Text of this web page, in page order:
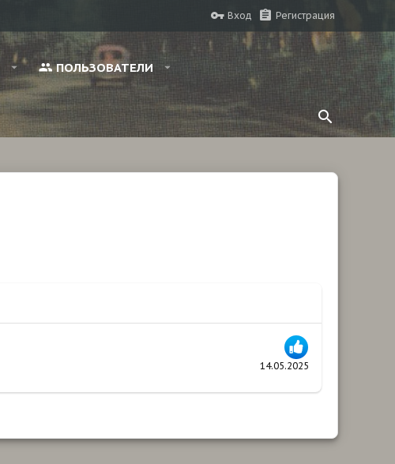
Вход Регистрация
ПОЛЬЗОВАТЕЛИ
14.05.2025